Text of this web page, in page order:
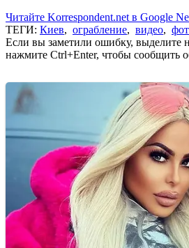
Читайте Korrespondent.net в Google
ТЕГИ: Киев, ограбление, видео,
Если вы заметили ошибку, выделите
нажмите Ctrl+Enter, чтобы сообщить